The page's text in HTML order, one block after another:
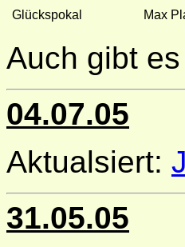
Glückspokal
Max
Auch gibt
04.07.05
Aktualsiert:
31.05.05